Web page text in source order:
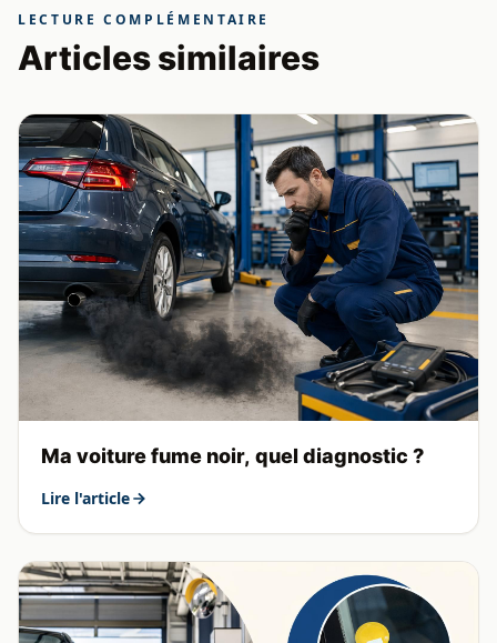
LECTURE COMPLÉMENTAIRE
Articles similaires
Ma voiture fume noir, quel diagnostic ?
Lire l'article